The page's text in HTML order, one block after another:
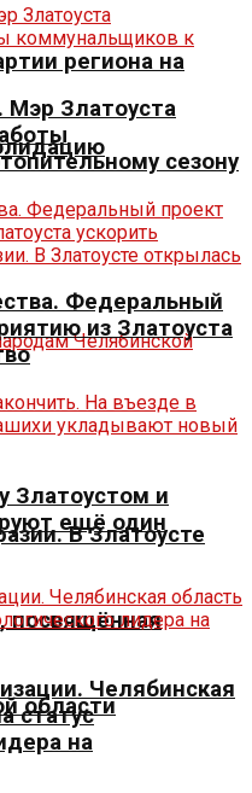
региона на
В Златоусте
посвящённая
области
Златоуста
сезону
Федеральный
из Златоуста
Златоустом и
ещё один
Челябинская
статус
на